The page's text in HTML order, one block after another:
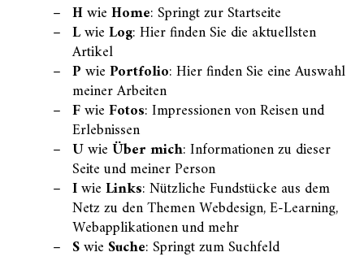
HwieHome: Springt zur Startseite
LwieLog: Hier finden Sie die aktuellsten
Artikel
PwiePortfolio: Hier finden Sie eine Auswahl
meiner Arbeiten
FwieFotos: Impressionen von Reisen und
Erlebnissen
UwieÜber mich: Informationen zu dieser
Seite und meiner Person
IwieLinks: Nützliche Fundstücke aus dem
Netz zu den Themen Webdesign, E-Learning,
Webapplikationen und mehr
Swie Suche: Springt zum Suchfeld